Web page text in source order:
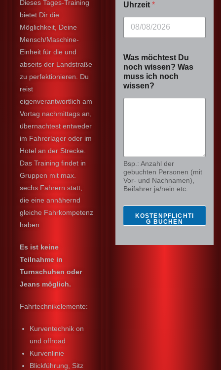
Dieses Tages-Training
bietet Dir die
Möglichkeit, Deine
Mensch/Maschine-
Einheit für die und
abseits der Landstraße
zu perfektionieren. Du
reist
eigenverantwortlich am
Vortag nachmittags an,
übernachtest entweder
im Fahrerlager oder im
Hotel an der Strecke.
Das Training findet in
Gruppen mit max.
sechs Fahrern statt,
die eine annähernd
gleiche Fahrkompetenz
haben.
Es ist keine
Teilnahme in
Turnschuhen oder
Jeans möglich.
Fahrtechnikelemente:
Kurventechnik on
und offroad
Kurvenlinie
Blickführung, Sitz
Uhrzeit *
Was möchtest Du
noch wissen? Was
muss ich noch
wissen?
Bsp.: Anzahl der
gebuchten Personen (mit
Vor- und Nachnamen),
Beifahrer ja/nein etc.
KOSTENPFLICHTI
G BUCHEN